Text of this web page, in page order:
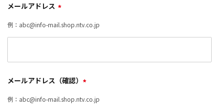
メールアドレス *
例：abc@info-mail.shop.ntv.co.jp
メールアドレス（確認） *
例：abc@info-mail.shop.ntv.co.jp